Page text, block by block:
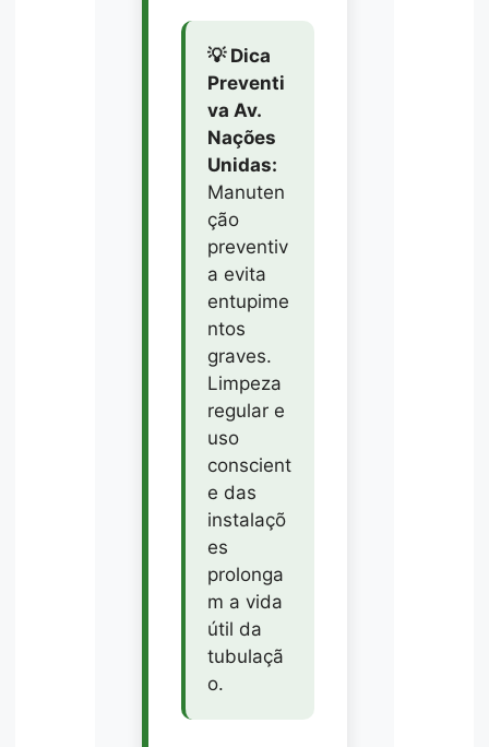
💡 Dica
Preventi
va Av.
Nações
Unidas:
Manuten
ção
preventiv
a evita
entupime
ntos
graves.
Limpeza
regular e
uso
conscient
e das
instalaçõ
es
prolonga
m a vida
útil da
tubulaçã
o.